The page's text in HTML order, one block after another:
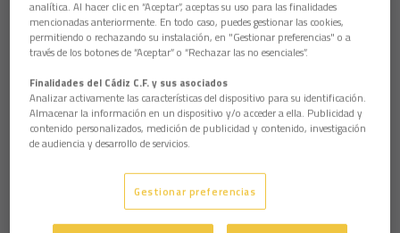
El Proyecto Integralabs busca promover la inserción
sociolaboral de personas con discapacidad intelectual a través
de talleres formativos y visitas a empresas. Estas
experiencias permiten a los participantes descubrir distintos
entornos profesionales, adquirir competencias útiles para el
empleo y fortalecer su desarrollo personal en un entorno real.
La integración de este tipo de iniciativas en la campaña
capacidades de las personas con discapacidad intelectual, sino
que también contribuye a sensibilizar a la sociedad sobre la
importancia de la inclusión y el respeto a la diversidad.
analítica. Al hacer clic en “Aceptar”, aceptas su uso para las finalidades
mencionadas anteriormente. En todo caso, puedes gestionar las cookies,
permitiendo o rechazando su instalación, en "Gestionar preferencias" o a
través de los botones de “Aceptar” o “Rechazar las no esenciales”.
Finalidades del Cádiz C.F. y sus asociados
Analizar activamente las características del dispositivo para su identificación.
Almacenar la información en un dispositivo y/o acceder a ella. Publicidad y
contenido personalizados, medición de publicidad y contenido, investigación
de audiencia y desarrollo de servicios.
Gestionar preferencias